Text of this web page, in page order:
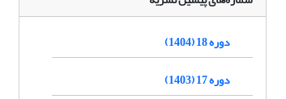
دوره 18 (1404)
دوره 17 (1403)